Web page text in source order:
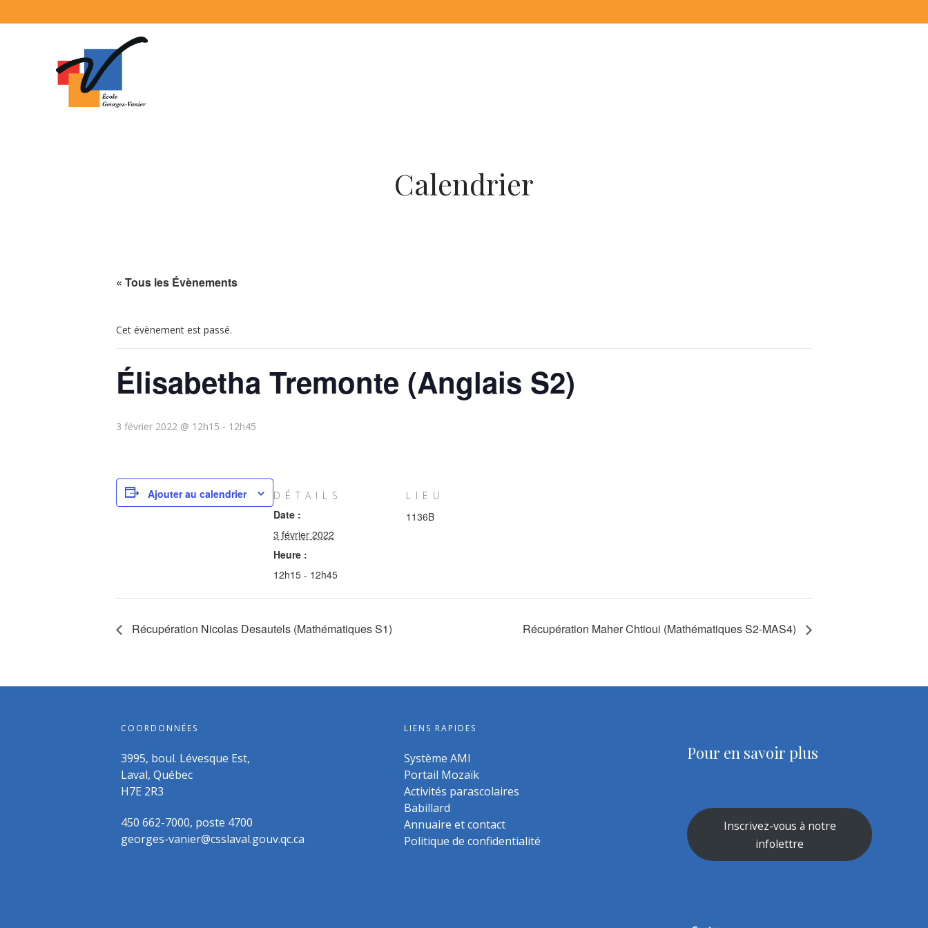
Calendrier
« Tous les Évènements
Cet évènement est passé.
Élisabetha Tremonte (Anglais S2)
3 février 2022 @ 12h15 - 12h45
Ajouter au calendrier DÉTAILS
Date :
3 février 2022
Heure :
12h15 - 12h45
LIEU
1136B
Récupération Nicolas Desautels (Mathématiques S1) Récupération Maher Chtioui (Mathématiques S2-MAS4)
COORDONNÉES
3995, boul. Lévesque Est,
Laval, Québec
H7E 2R3
450 662-7000, poste 4700
georges-vanier@csslaval.gouv.qc.ca
LIENS RAPIDES
Système AMI
Portail Mozaïk
Activités parascolaires
Babillard
Annuaire et contact
Politique de confidentialité
Pour en savoir plus
Inscrivez-vous à notre
infolettre